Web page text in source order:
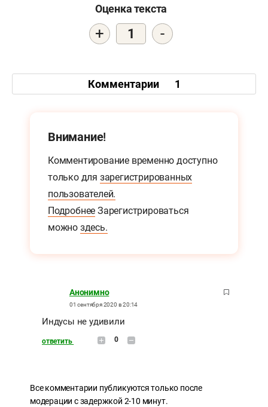
Оценка текста
+ 1 -
Комментарии 1
Внимание!
Комментирование временно доступно
только для зарегистрированных
пользователей.
Подробнее Зарегистрироваться
можно здесь.
Анонимно
01 сентября 2020 в 20:14
Индусы не удивили
ответить 0
Все комментарии публикуются только после
модерации с задержкой 2-10 минут.